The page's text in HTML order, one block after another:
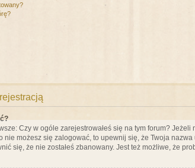
Czy w ogóle zarejestrowałeś się na tym forum?
nie możesz się zalogować, to upewnij się, że Twoja
się, że nie zostałeś zbanowany. Jest też możliwe, że